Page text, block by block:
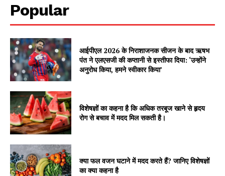
Popular
आईपीएल 2026 के निराशाजनक सीजन के बाद ऋषभ
पंत ने एलएसजी की कप्तानी से इस्तीफा दिया: ‘उन्होंने
अनुरोध किया, हमने स्वीकार किया’
विशेषज्ञों का कहना है कि अधिक तरबूज खाने से हृदय
रोग से बचाव में मदद मिल सकती है।
क्या फल वजन घटाने में मदद करते हैं? जानिए विशेषज्ञों
का क्या कहना है